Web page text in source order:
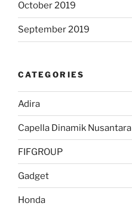
October 2019
September 2019
CATEGORIES
Adira
Capella Dinamik Nusantara
FIFGROUP
Gadget
Honda